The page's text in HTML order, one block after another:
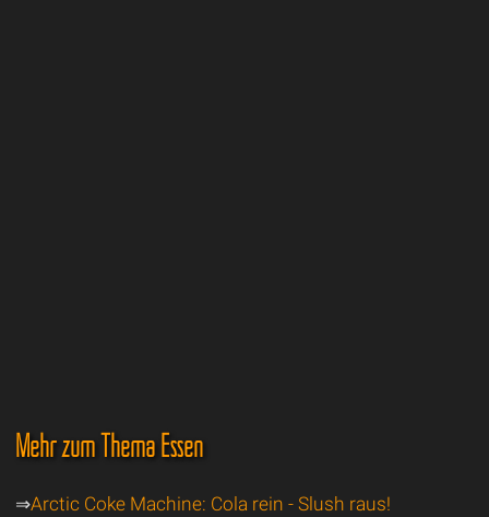
Mehr zum Thema Essen
⇒Arctic Coke Machine: Cola rein - Slush raus!